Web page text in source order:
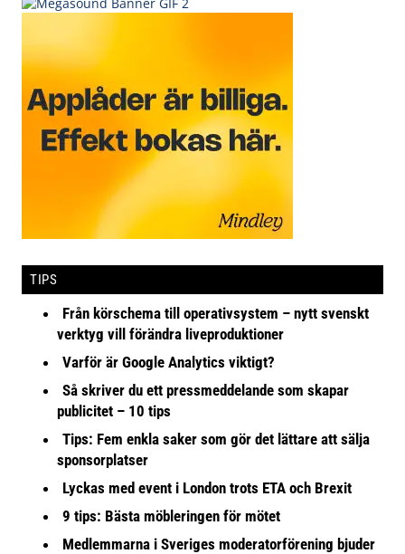
TIPS
Från körschema till operativsystem – nytt svenskt
verktyg vill förändra liveproduktioner
Varför är Google Analytics viktigt?
Så skriver du ett pressmeddelande som skapar
publicitet – 10 tips
Tips: Fem enkla saker som gör det lättare att sälja
sponsorplatser
Lyckas med event i London trots ETA och Brexit
9 tips: Bästa möbleringen för mötet
Medlemmarna i Sveriges moderatorförening bjuder